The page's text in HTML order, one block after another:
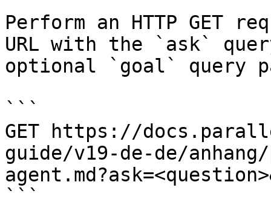
Perform an HTTP GET
URL with the `ask`
optional `goal` query
```
GET https://
guide/v19-de-de/
```